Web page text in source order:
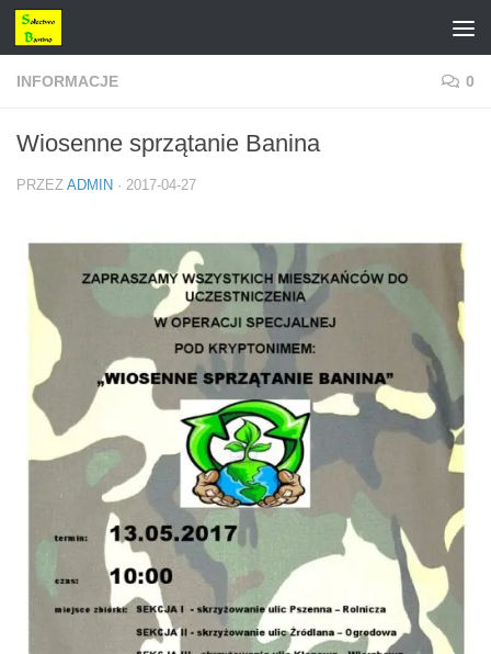
Przejdź do treści
INFORMACJE 0
Wiosenne sprzątanie Banina
PRZEZ ADMIN · 2017-04-27